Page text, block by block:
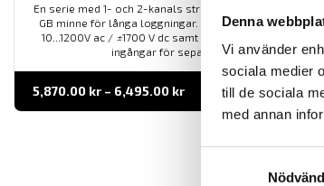
Denna
Vi använder
sociala medier
till de sociala
med annan
En serie med 1- och 2-kanals ström och
GB minne för långa loggningar. För mätning av
10...1200V ac / ±1700 V dc samt 0,5...3000 A ac. Modell
ingångar för separata strömtänger.
5,870.00 kr – 6,495.00 krPrisintervall:
5,870.00 kr
till
LÄS MER